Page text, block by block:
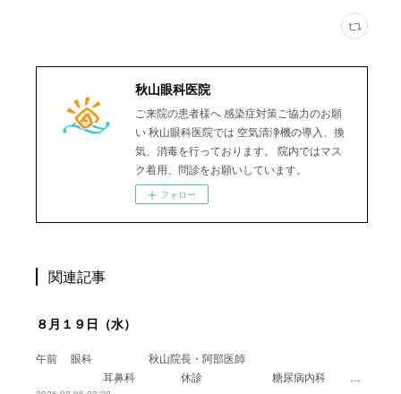
秋山眼科医院
ご来院の患者様へ 感染症対策ご協力のお願
い 秋山眼科医院では 空気清浄機の導入、換
気、消毒を行っております。 院内ではマス
ク着用、問診をお願いしています。
フォロー
関連記事
８月１９日（水）
午前 眼科 秋山院長・阿部医師
耳鼻科 休診 糖尿病内科 …